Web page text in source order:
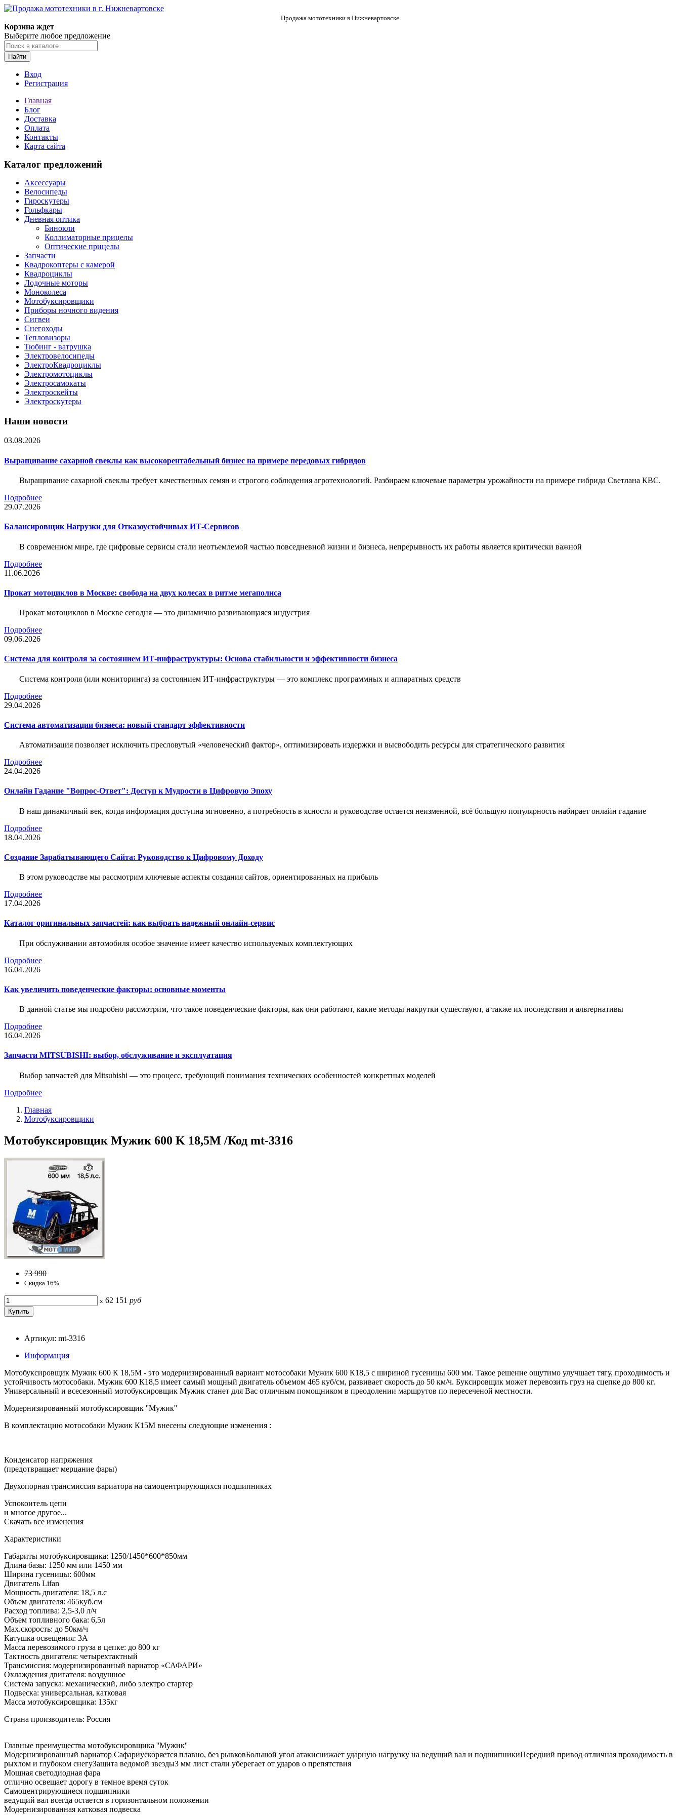
Продажа мототехники в Нижневартовске
Корзина ждет
Выберите любое предложение
Найти
Вход
Регистрация
Главная
Блог
Доставка
Оплата
Контакты
Карта сайта
Каталог предложений
Аксессуары
Велосипеды
Гироскутеры
Гольфкары
Дневная оптика
Бинокли
Коллиматорные прицелы
Оптические прицелы
Запчасти
Квадрокоптеры с камерой
Квадроциклы
Лодочные моторы
Моноколеса
Мотобуксировщики
Приборы ночного видения
Сигвеи
Снегоходы
Тепловизоры
Тюбинг - ватрушка
Электровелосипеды
ЭлектроКвадроциклы
Электромотоциклы
Электросамокаты
Электроскейты
Электроскутеры
Наши новости
03.08.2026
Выращивание сахарной свеклы как высокорентабельный бизнес на примере передовых гибридов
Выращивание сахарной свеклы требует качественных семян и строгого соблюдения агротехнологий. Разбираем ключевые параметры урожайности на примере гибрида Светлана КВС.
Подробнее
29.07.2026
Балансировщик Нагрузки для Отказоустойчивых ИТ-Сервисов
В современном мире, где цифровые сервисы стали неотъемлемой частью повседневной жизни и бизнеса, непрерывность их работы является критически важной
Подробнее
11.06.2026
Прокат мотоциклов в Москве: свобода на двух колесах в ритме мегаполиса
Прокат мотоциклов в Москве сегодня — это динамично развивающаяся индустрия
Подробнее
09.06.2026
Система для контроля за состоянием ИТ-инфраструктуры: Основа стабильности и эффективности бизнеса
Система контроля (или мониторинга) за состоянием ИТ-инфраструктуры — это комплекс программных и аппаратных средств
Подробнее
29.04.2026
Система автоматизации бизнеса: новый стандарт эффективности
Автоматизация позволяет исключить пресловутый «человеческий фактор», оптимизировать издержки и высвободить ресурсы для стратегического развития
Подробнее
24.04.2026
Онлайн Гадание "Вопрос-Ответ": Доступ к Мудрости в Цифровую Эпоху
В наш динамичный век, когда информация доступна мгновенно, а потребность в ясности и руководстве остается неизменной, всё большую популярность набирает онлайн гадание
Подробнее
18.04.2026
Создание Зарабатывающего Сайта: Руководство к Цифровому Доходу
В этом руководстве мы рассмотрим ключевые аспекты создания сайтов, ориентированных на прибыль
Подробнее
17.04.2026
Каталог оригинальных запчастей: как выбрать надежный онлайн-сервис
При обслуживании автомобиля особое значение имеет качество используемых комплектующих
Подробнее
16.04.2026
Как увеличить поведенческие факторы: основные моменты
В данной статье мы подробно рассмотрим, что такое поведенческие факторы, как они работают, какие методы накрутки существуют, а также их последствия и альтернативы
Подробнее
16.04.2026
Запчасти MITSUBISHI: выбор, обслуживание и эксплуатация
Выбор запчастей для Mitsubishi — это процесс, требующий понимания технических особенностей конкретных моделей
Подробнее
Главная
Мотобуксировщики
Мотобуксировщик Мужик 600 K 18,5М /Код mt-3316
73 990
Скидка 16%
x 62 151 руб
Артикул: mt-3316
Информация
Мотобуксировщик Мужик 600 К 18,5М - это модернизированный вариант мотособаки Мужик 600 К18,5 с шириной гусеницы 600 мм. Такое решение ощутимо улучшает тягу, проходимость и
устойчивость мотособаки. Мужик 600 К18,5 имеет самый мощный двигатель объемом 465 куб/см, развивает скорость до 50 км/ч. Буксировщик может перевозить груз на сцепке до 800 кг.
Универсальный и всесезонный мотобуксировщик Мужик станет для Вас отличным помощником в преодолении маршрутов по пересеченой местности.
Модернизированный мотобуксировщик ''Мужик''
В комплектацию мотособаки Мужик К15М внесены следующие изменения :
Конденсатор напряжения
(предотвращает мерцание фары)
Двухопорная трансмиссия вариатора на самоцентрирующихся подшипниках
Успокоитель цепи
и многое другое...
Скачать все изменения
Характеристики
Габариты мотобуксировщика: 1250/1450*600*850мм
Длина базы: 1250 мм или 1450 мм
Ширина гусеницы: 600мм
Двигатель Lifan
Мощность двигателя: 18,5 л.с
Объем двигателя: 465куб.см
Расход топлива: 2,5-3,0 л/ч
Объем топливного бака: 6,5л
Мах.скорость: до 50км/ч
Катушка освещения: 3А
Масса перевозимого груза в цепке: до 800 кг
Тактность двигателя: четырехтактный
Трансмиссия: модернизированный вариатор «САФАРИ»
Охлаждения двигателя: воздушное
Система запуска: механический, либо электро стартер
Подвеска: универсальная, катковая
Масса мотобуксировщика: 135кг
Страна производитель: Россия
Главные преимущества мотобуксировщика ''Мужик''
Модернизированный вариатор Сафариускоряется плавно, без рывковБольшой угол атакиснижает ударную нагрузку на ведущий вал и подшипникиПередний привод отличная проходимость в
рыхлом и глубоком снегуЗащита ведомой звезды3 мм лист стали уберегает от ударов о препятствия
Мощная светодиодная фара
отлично освещает дорогу в темное время суток
Самоцентрирующиеся подшипники
ведущий вал всегда остается в горизонтальном положении
Модернизированная катковая подвеска